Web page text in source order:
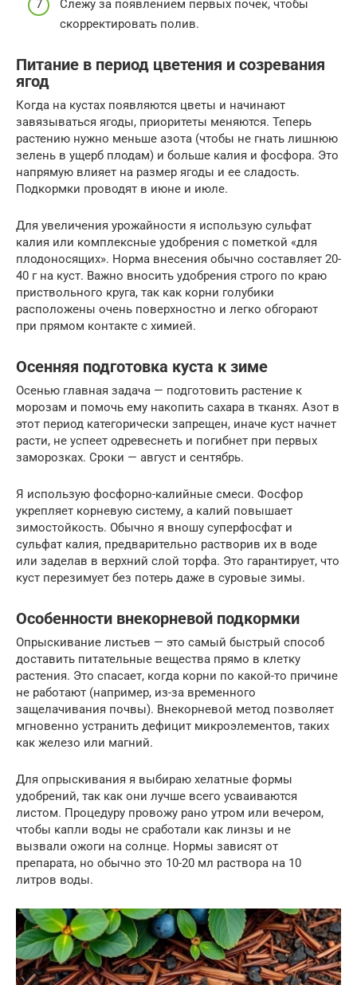
Слежу за появлением первых почек, чтобы
скорректировать полив.
Питание в период цветения и созревания
ягод
Когда на кустах появляются цветы и начинают
завязываться ягоды, приоритеты меняются. Теперь
растению нужно меньше азота (чтобы не гнать лишнюю
зелень в ущерб плодам) и больше калия и фосфора. Это
напрямую влияет на размер ягоды и ее сладость.
Подкормки проводят в июне и июле.
Для увеличения урожайности я использую сульфат
калия или комплексные удобрения с пометкой «для
плодоносящих». Норма внесения обычно составляет 20-
40 г на куст. Важно вносить удобрения строго по краю
приствольного круга, так как корни голубики
расположены очень поверхностно и легко обгорают
при прямом контакте с химией.
Осенняя подготовка куста к зиме
Осенью главная задача — подготовить растение к
морозам и помочь ему накопить сахара в тканях. Азот в
этот период категорически запрещен, иначе куст начнет
расти, не успеет одревеснеть и погибнет при первых
заморозках. Сроки — август и сентябрь.
Я использую фосфорно-калийные смеси. Фосфор
укрепляет корневую систему, а калий повышает
зимостойкость. Обычно я вношу суперфосфат и
сульфат калия, предварительно растворив их в воде
или заделав в верхний слой торфа. Это гарантирует, что
куст перезимует без потерь даже в суровые зимы.
Особенности внекорневой подкормки
Опрыскивание листьев — это самый быстрый способ
доставить питательные вещества прямо в клетку
растения. Это спасает, когда корни по какой-то причине
не работают (например, из-за временного
защелачивания почвы). Внекорневой метод позволяет
мгновенно устранить дефицит микроэлементов, таких
как железо или магний.
Для опрыскивания я выбираю хелатные формы
удобрений, так как они лучше всего усваиваются
листом. Процедуру провожу рано утром или вечером,
чтобы капли воды не сработали как линзы и не
вызвали ожоги на солнце. Нормы зависят от
препарата, но обычно это 10-20 мл раствора на 10
литров воды.